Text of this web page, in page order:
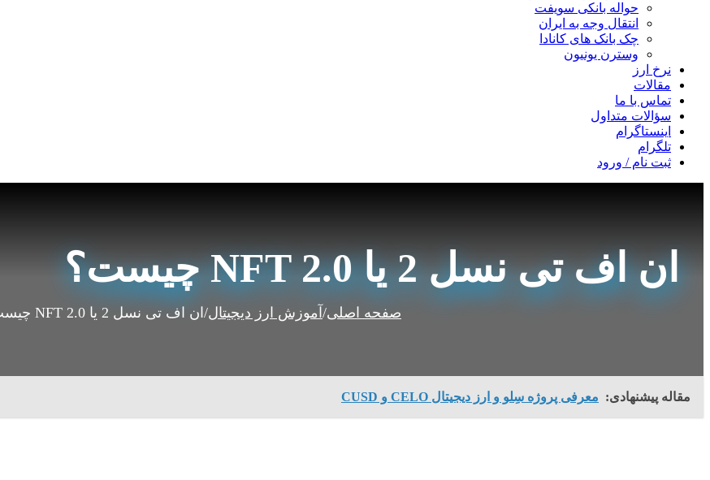
حواله بانکی سویفت
انتقال وجه به ایران
چک بانک های کانادا
وسترن یونیون
نرخ ارز
مقالات
تماس با ما
سؤالات متداول
اینستاگرام
تلگرام
ثبت نام / ورود
ان اف تی نسل 2 یا NFT 2.0 چیست؟
صفحه اصلی/ آموزش ارز دیجیتال/ ان اف تی نسل 2 یا NFT 2.0 چیست؟
مقاله پیشنهادی: معرفی پروژه سِلو و ارز دیجیتال CELO و CUSD